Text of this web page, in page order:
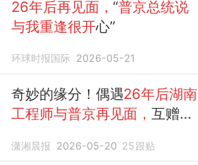
26年后再见面， “普京总统说
与我重逢很开心”
环球时报国际 2026-05-21
奇妙的缘分！偶遇26年后湖南
工程师与普京再见面，互赠的
潇湘晨报 2026-05-20 25跟贴